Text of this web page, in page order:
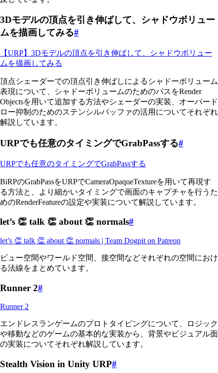
3Dモデルの頂点を引き伸ばして、シャドウボリュー
ムを描画してみる#
【URP】3Dモデルの頂点を引き伸ばして、シャドウボリュー
ムを描画してみる
頂点シェーダーでの頂点引き伸ばしによるシャドーボリューム
表現について、シャドーボリュームのためのパスをRender
Objectsを用いて追加する方法やシェーダーの実装、オーバード
ロー抑制のためのステンシルバッファの活用についてそれぞれ
解説しています。
URPでも任意のタイミングでGrabPassする#
URPでも任意のタイミングでGrabPassする
BiRPのGrabPassをURPでCameraOpaqueTextureを用いて再現す
る方法と、より細かいタイミングで画面のキャプチャを行うた
めのRenderFeatureの設定や実装について解説しています。
let’s 👏 talk 👏 about 👏 normals#
let’s 👏 talk 👏 about 👏 normals | Team Dogpit on Patreon
ビュー空間やワールド空間、接空間などそれぞれの空間におけ
る法線をまとめています。
Runner 2#
Runner 2
エンドレスランゲームのプロトタイピングについて、ロジック
や移動などのゲームの基本的な実装から、背景やビジュアル面
の実装についてそれぞれ解説しています。
Stealth Vision in Unity URP#